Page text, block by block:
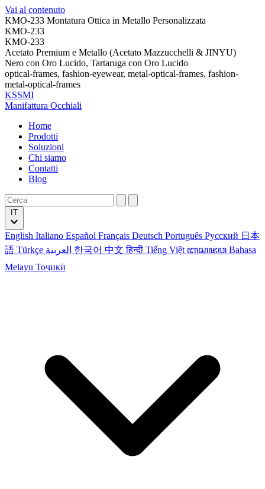
Vai al contenuto
KMO-233 Montatura Ottica in Metallo Personalizzata
KMO-233
KMO-233
Acetato Premium e Metallo (Acetato Mazzucchelli & JINYU)
Nero con Oro Lucido, Tartaruga con Oro Lucido
optical-frames, fashion-eyewear, metal-optical-frames, fashion-
metal-optical-frames
KSSMI
Manifattura Occhiali
Home
Prodotti
Soluzioni
Chi siamo
Contatti
Blog
English Italiano Español Français Deutsch Português Русский 日本
語 Türkçe 한국어 中文हिन्दी Tiếng Việt ꦧꦱꦗꦮ Bahasa
Melayu Тоҷикӣ